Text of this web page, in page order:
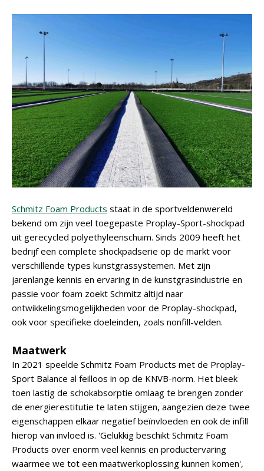
Schmitz Foam Products staat in de sportveldenwereld
bekend om zijn veel toegepaste Proplay-Sport-shockpad
uit gerecycled polyethyleenschuim. Sinds 2009 heeft het
bedrijf een complete shockpadserie op de markt voor
verschillende types kunstgrassystemen. Met zijn
jarenlange kennis en ervaring in de kunstgrasindustrie en
passie voor foam zoekt Schmitz altijd naar
ontwikkelingsmogelijkheden voor de Proplay-shockpad,
ook voor specifieke doeleinden, zoals nonfill-velden.
Maatwerk
In 2021 speelde Schmitz Foam Products met de Proplay-
Sport Balance al feilloos in op de KNVB-norm. Het bleek
toen lastig de schokabsorptie omlaag te brengen zonder
de energierestitutie te laten stijgen, aangezien deze twee
eigenschappen elkaar negatief beïnvloeden en ook de infill
hierop van invloed is. 'Gelukkig beschikt Schmitz Foam
Products over enorm veel kennis en productervaring
waarmee we tot een maatwerkoplossing kunnen komen',